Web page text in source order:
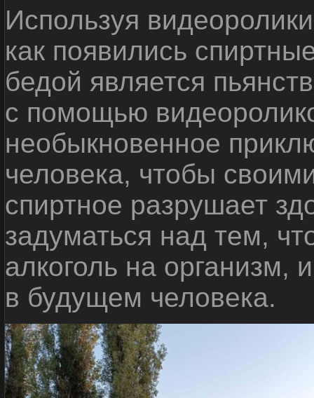
Используя
как появились
бедой является
с помощью
необыкновенное
человека, чтобы
спиртное разрушает
задуматься над тем,
алкоголь на организм,
в будущем человека.